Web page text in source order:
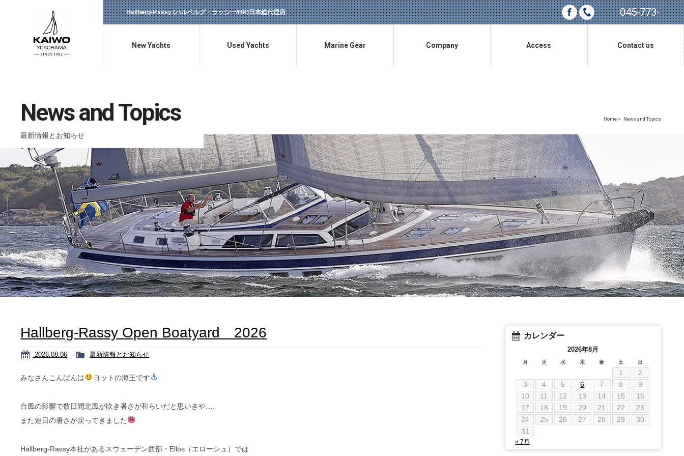
Hallberg-Rassy (ハルベルグ・ラッシー/HR)日本総代理店
045-773-
New Yachts
新艇情報 Used Yachts
中古艇情報 Marine Gear
マリン用品販売 Company
会社概要 Access
アクセス Contact us
お問い合わせ
News and Topics
最新情報とお知らせ
Home > News and Topics
Hallberg-Rassy Open Boatyard 2026
2026.08.06 最新情報とお知らせ
みなさんこんばんは ヨットの海王です
台風の影響で数日間北風が吹き暑さが和らいだと思いきや….
また連日の暑さが戻ってきました
Hallberg-Rassy本社があるスウェーデン西部・Ellös（エローシュ）では
カレンダー
2026年8月
月 火 水 木 金 土 日
1
2
3
4 5 6 7 8
9
10
11 12 13 14 15
16
17
18 19 20 21 22
23
24
25 26 27 28 29
30
31
« 7月